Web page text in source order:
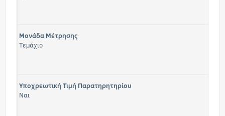
Μονάδα Μέτρησης
Τεμάχιο
Υποχρεωτική Τιμή Παρατηρητηρίου
Ναι